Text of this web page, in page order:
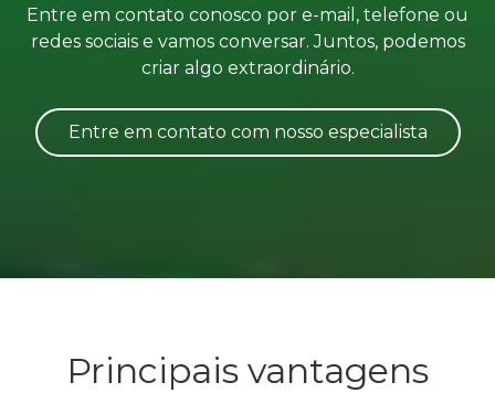
Entre em contato conosco por e-mail, telefone ou
redes sociais e vamos conversar. Juntos, podemos
criar algo extraordinário.
Entre em contato com nosso especialista
Principais vantagens